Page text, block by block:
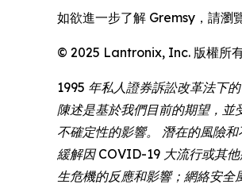
如欲進一步了解 Gremsy，請瀏
© 2025 Lantronix, Inc. 版權所
1995 年私人證券訴訟改革法下
陳述是基於我們目前的期望，
不確定性的影響。 潛在的風險
緩解因 COVID-19 大流行或其
生危機的反應和影響；網絡安